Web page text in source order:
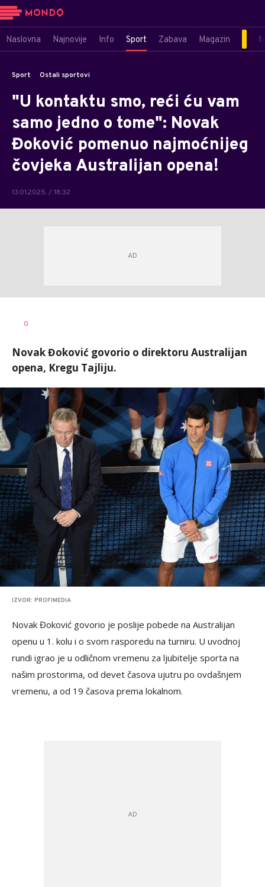
Naslovna Najnovije Info Sport Zabava Magazin
Sport Ostali sportovi
"U kontaktu smo, reći ću vam
samo jedno o tome": Novak
Đoković pomenuo najmoćnijeg
čovjeka Australijan opena!
13.01.2025. / 18:32
AUTOR
0
Novak Đoković govorio o direktoru Australijan
opena, Kregu Tajliju.
IZVOR: PROFIMEDIA
Novak Đoković govorio je poslije pobede na Australijan
openu u 1. kolu i o svom rasporedu na turniru. U uvodnoj
rundi igrao je u odličnom vremenu za ljubitelje sporta na
našim prostorima, od devet časova ujutru po ovdašnjem
vremenu, a od 19 časova prema lokalnom.